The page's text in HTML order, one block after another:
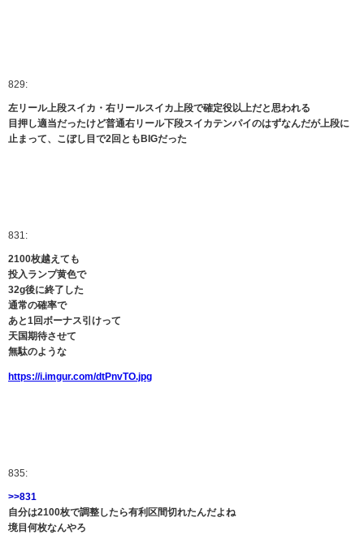
829:
左リール上段スイカ・右リールスイカ上段で確定役以上だと思われる
目押し適当だったけど普通右リール下段スイカテンパイのはずなんだが上段に
止まって、こぼし目で2回ともBIGだった
831:
2100枚越えても
投入ランプ黄色で
32g後に終了した
通常の確率で
あと1回ボーナス引けって
天国期待させて
無駄のような
https://i.imgur.com/dtPnvTO.jpg
835:
>>831
自分は2100枚で調整したら有利区間切れたんだよね
境目何枚なんやろ